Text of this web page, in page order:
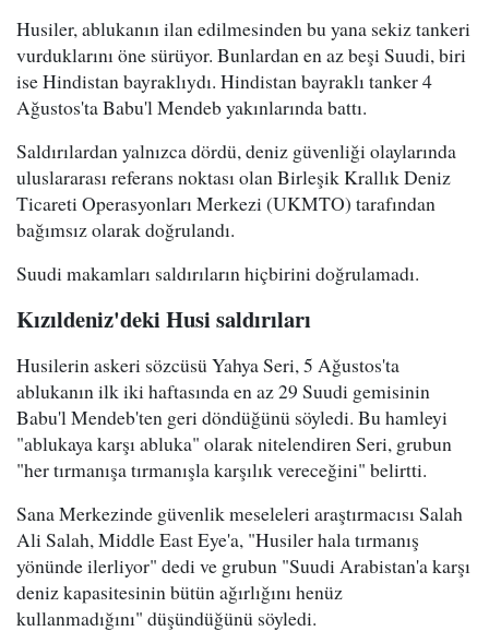
Husiler, ablukanın ilan edilmesinden bu yana sekiz tankeri
vurduklarını öne sürüyor. Bunlardan en az beşi Suudi, biri
ise Hindistan bayraklıydı. Hindistan bayraklı tanker 4
Ağustos'ta Babu'l Mendeb yakınlarında battı.
Saldırılardan yalnızca dördü, deniz güvenliği olaylarında
uluslararası referans noktası olan Birleşik Krallık Deniz
Ticareti Operasyonları Merkezi (UKMTO) tarafından
bağımsız olarak doğrulandı.
Suudi makamları saldırıların hiçbirini doğrulamadı.
Kızıldeniz'deki Husi saldırıları
Husilerin askeri sözcüsü Yahya Seri, 5 Ağustos'ta
ablukanın ilk iki haftasında en az 29 Suudi gemisinin
Babu'l Mendeb'ten geri döndüğünü söyledi. Bu hamleyi
"ablukaya karşı abluka" olarak nitelendiren Seri, grubun
"her tırmanışa tırmanışla karşılık vereceğini" belirtti.
Sana Merkezinde güvenlik meseleleri araştırmacısı Salah
Ali Salah, Middle East Eye'a, "Husiler hala tırmanış
yönünde ilerliyor" dedi ve grubun "Suudi Arabistan'a karşı
deniz kapasitesinin bütün ağırlığını henüz
kullanmadığını" düşündüğünü söyledi.